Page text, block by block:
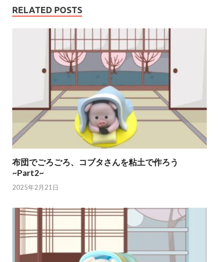
RELATED POSTS
布団でごろごろ、コブタさんを粘土で作ろう
~Part2~
2025年2月21日